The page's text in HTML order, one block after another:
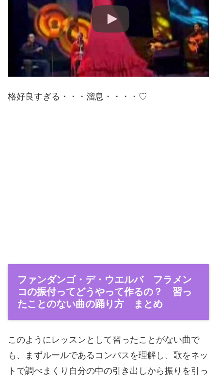
格好良すぎる・・・溜息・・・・♡
ファンダンゴ・デ・ウエルバ フラメン
コの振付ってどうやって作るの？ 習っ
たことのない曲の踊り方 まとめ
このようにレッスンとして習ったことがない曲で
も、まずルールであるコンパスを理解し、歌をネッ
トで調べまくり自分の中の引き出しから振りを引っ